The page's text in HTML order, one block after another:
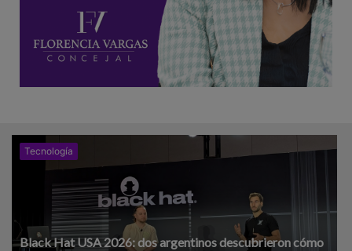
Tecnología
Black Hat USA 2026: dos argentinos descubrieron cómo